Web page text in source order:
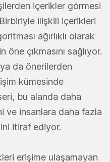
içerikler görmesi
ilişkili içerikleri
ağırlıklı olarak
çıkmasını sağlıyor.
da önerilerden
kümesinde
bu alanda daha
ve insanlara daha fazla
itiraf ediyor.
erişime ulaşamayan